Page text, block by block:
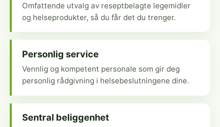
Omfattende utvalg av reseptbelagte legemidler
og helseprodukter, så du får det du trenger.
Personlig service
Vennlig og kompetent personale som gir deg
personlig rådgivning i helsebeslutningene dine.
Sentral beliggenhet